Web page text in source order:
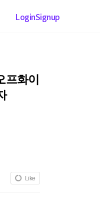
LoginSignup
화이
Like